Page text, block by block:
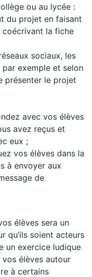
ou au lycée :
du projet en faisant
la fiche
sociaux, les
exemple et selon
présenter le projet
avec vos élèves
avez reçus et
eux ;
vos élèves dans la
à envoyer aux
de
élèves sera un
qu’ils soient acteurs
un exercice ludique
vos élèves autour
à certains